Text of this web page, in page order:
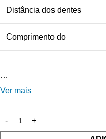
Distância dos dentes
Comprimento do
…
Ver mais